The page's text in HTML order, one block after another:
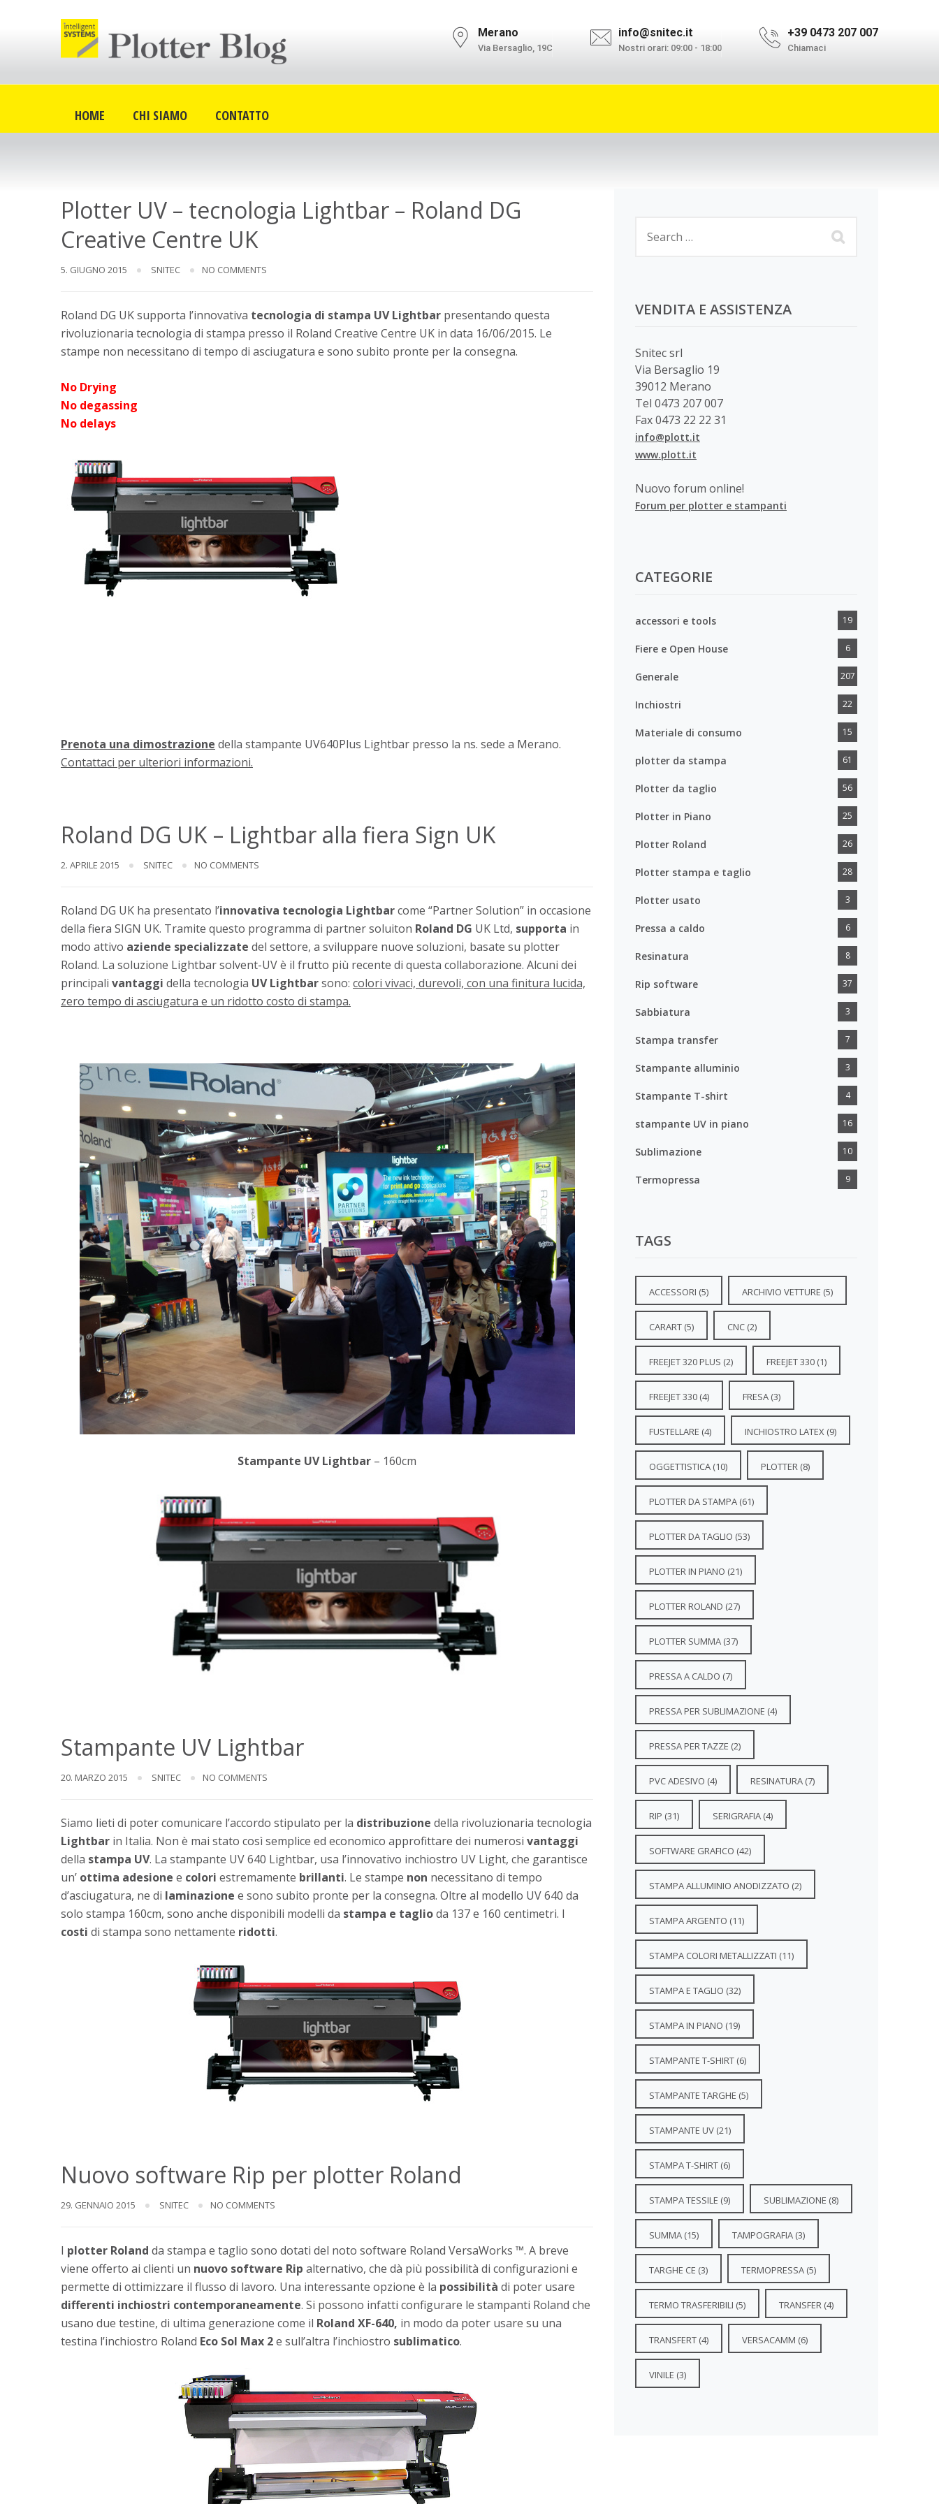
Merano
Via Bersaglio, 19C
info@snitec.it
Nostri orari: 09:00 - 18:00
+39 0473 207 007
Chiamaci
HOME CHI SIAMO CONTATTO
Plotter UV – tecnologia Lightbar – Roland DG
Creative Centre UK
5. GIUGNO 2015 SNITEC NO COMMENTS
Roland DG UK supporta l’innovativa tecnologia di stampa UV Lightbar presentando questa
rivoluzionaria tecnologia di stampa presso il Roland Creative Centre UK in data 16/06/2015. Le
stampe non necessitano di tempo di asciugatura e sono subito pronte per la consegna.
No Drying
No degassing
No delays
Prenota una dimostrazione della stampante UV640Plus Lightbar presso la ns. sede a Merano.
Contattaci per ulteriori informazioni.
Roland DG UK – Lightbar alla fiera Sign UK
2. APRILE 2015 SNITEC NO COMMENTS
Roland DG UK ha presentato l’innovativa tecnologia Lightbarcome “Partner Solution” in occasione
della fiera SIGN UK. Tramite questo programma di partner soluiton Roland DG UK Ltd, supporta in
modo attivo aziende specializzate del settore, a sviluppare nuove soluzioni, basate su plotter
Roland. La soluzione Lightbar solvent-UV è il frutto più recente di questa collaborazione. Alcuni dei
principali vantaggi della tecnologia UV Lightbarsono: colori vivaci, durevoli, con una finitura lucida,
zero tempo di asciugatura e un ridotto costo di stampa.
Stampante UV Lightbar – 160cm
Stampante UV Lightbar
20. MARZO 2015 SNITEC NO COMMENTS
Siamo lieti di poter comunicare l’accordo stipulato per la distribuzione della rivoluzionaria tecnologia
Lightbar in Italia. Non è mai stato così semplice ed economico approfittare dei numerosi vantaggi
della stampa UV. La stampante UV 640 Lightbar, usa l’innovativo inchiostro UV Light, che garantisce
un’ ottima adesione e colori estremamente brillanti. Le stampe non necessitano di tempo
d’asciugatura, ne di laminazione e sono subito pronte per la consegna. Oltre al modello UV 640 da
solo stampa 160cm, sono anche disponibili modelli da stampa e taglioda 137 e 160 centimetri. I
costi di stampa sono nettamente ridotti.
Nuovo software Rip per plotter Roland
29. GENNAIO 2015 SNITEC NO COMMENTS
I plotter Roland da stampa e taglio sono dotati del noto software Roland VersaWorks ™. A breve
viene offerto ai clienti un nuovo software Rip alternativo, che dà più possibilità di configurazioni e
permette di ottimizzare il flusso di lavoro. Una interessante opzione è la possibilità di poter usare
differenti inchiostri contemporaneamente. Si possono infatti configurare le stampanti Roland che
usano due testine, di ultima generazione come il Roland XF-640, in modo da poter usare su una
testina l’inchiostro Roland Eco Sol Max 2e sull’altra l’inchiostro sublimatico.
VENDITA E ASSISTENZA
Snitec srl
Via Bersaglio 19
39012 Merano
Tel 0473 207 007
Fax 0473 22 22 31
info@plott.it
www.plott.it
Nuovo forum online!
Forum per plotter e stampanti
CATEGORIE
accessori e tools 19
Fiere e Open House 6
Generale 207
Inchiostri 22
Materiale di consumo 15
plotter da stampa 61
Plotter da taglio 56
Plotter in Piano 25
Plotter Roland 26
Plotter stampa e taglio 28
Plotter usato 3
Pressa a caldo 6
Resinatura 8
Rip software 37
Sabbiatura 3
Stampa transfer 7
Stampante alluminio 3
Stampante T-shirt 4
stampante UV in piano 16
Sublimazione 10
Termopressa 9
TAGS
ACCESSORI (5) ARCHIVIO VETTURE (5)
CARART (5) CNC (2)
FREEJET 320 PLUS (2) FREEJET 330 (1)
FREEJET 330 (4) FRESA (3)
FUSTELLARE (4) INCHIOSTRO LATEX (9)
OGGETTISTICA (10) PLOTTER (8)
PLOTTER DA STAMPA (61)
PLOTTER DA TAGLIO (53)
PLOTTER IN PIANO (21)
PLOTTER ROLAND (27)
PLOTTER SUMMA (37)
PRESSA A CALDO (7)
PRESSA PER SUBLIMAZIONE (4)
PRESSA PER TAZZE (2)
PVC ADESIVO (4) RESINATURA (7)
RIP (31) SERIGRAFIA (4)
SOFTWARE GRAFICO (42)
STAMPA ALLUMINIO ANODIZZATO (2)
STAMPA ARGENTO (11)
STAMPA COLORI METALLIZZATI (11)
STAMPA E TAGLIO (32)
STAMPA IN PIANO (19)
STAMPANTE T-SHIRT (6)
STAMPANTE TARGHE (5)
STAMPANTE UV (21)
STAMPA T-SHIRT (6)
STAMPA TESSILE (9) SUBLIMAZIONE (8)
SUMMA (15) TAMPOGRAFIA (3)
TARGHE CE (3) TERMOPRESSA (5)
TERMO TRASFERIBILI (5) TRANSFER (4)
TRANSFERT (4) VERSACAMM (6)
VINILE (3)
l'informativa privacy.